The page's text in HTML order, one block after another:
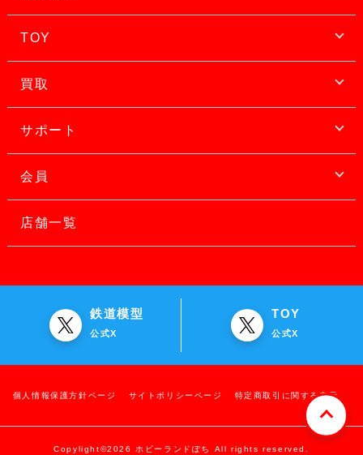
TOY
買取
サポート
会員
店舗一覧
鉄道模型
公式X
TOY
公式X
個人情報保護方針ページ サイトポリシーページ 特定商取引に関する表示
Copylight©2026 ホビーランドぽち All rights reserved.